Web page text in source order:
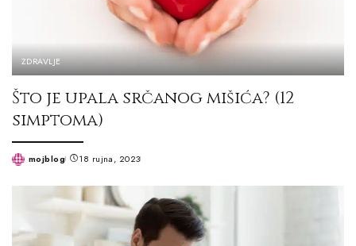
ZDRAVLJE
Što je upala srčanog mišića? (12
simptoma)
Postedmojblog 18 rujna, 2023